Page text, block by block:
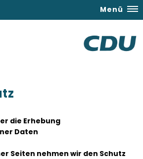
Menü
die Erhebung
Daten
Seiten nehmen wir den Schutz